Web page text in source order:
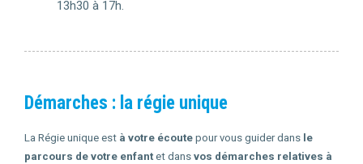
13h30 à 17h.
Démarches : la régie unique
La Régie unique est à votre écoute pour vous guider dans le
parcours de votre enfantet dans vos démarches relatives à